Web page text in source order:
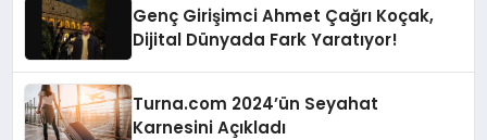
Genç Girişimci Ahmet Çağrı Koçak,
Dijital Dünyada Fark Yaratıyor!
Turna.com 2024’ün Seyahat
Karnesini Açıkladı